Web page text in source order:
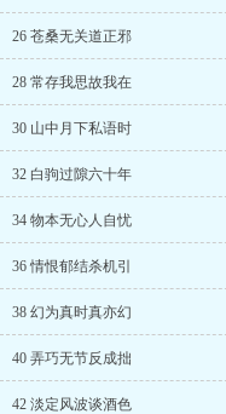
26 苍桑无关道正邪
28 常存我思故我在
30 山中月下私语时
32 白驹过隙六十年
34 物本无心人自忧
36 情恨郁结杀机引
38 幻为真时真亦幻
40 弄巧无节反成拙
42 淡定风波谈酒色